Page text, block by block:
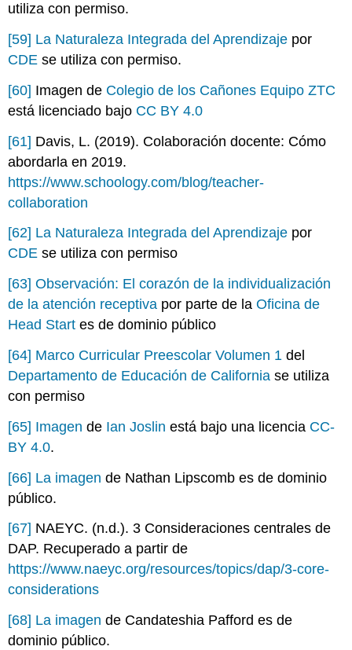
utiliza con permiso.
[59] La Naturaleza Integrada del Aprendizaje por
CDE se utiliza con permiso.
[60] Imagen de Colegio de los Cañones Equipo ZTC
está licenciado bajo CC BY 4.0
[61] Davis, L. (2019). Colaboración docente: Cómo
abordarla en 2019.
https://www.schoology.com/blog/teacher-
collaboration
[62] La Naturaleza Integrada del Aprendizaje por
CDE se utiliza con permiso
[63] Observación: El corazón de la individualización
de la atención receptiva por parte de la Oficina de
Head Start es de dominio público
[64] Marco Curricular Preescolar Volumen 1 del
Departamento de Educación de California se utiliza
con permiso
[65] Imagen de Ian Joslin está bajo una licencia CC-
BY 4.0.
[66] La imagen de Nathan Lipscomb es de dominio
público.
[67] NAEYC. (n.d.). 3 Consideraciones centrales de
DAP. Recuperado a partir de
https://www.naeyc.org/resources/topics/dap/3-core-
considerations
[68] La imagen de Candateshia Pafford es de
dominio público.